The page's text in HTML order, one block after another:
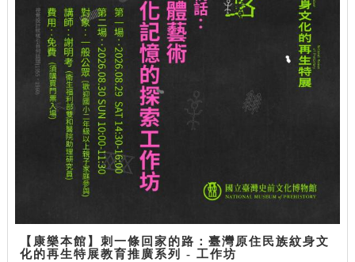
【康樂本館】刺一條回家的路：臺灣原住民族紋身文
化的再生特展教育推廣系列 - 工作坊